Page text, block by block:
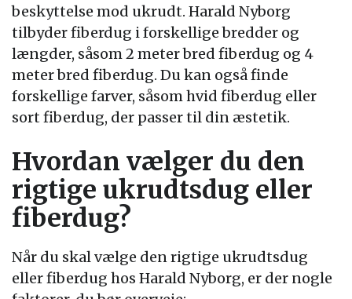
beskyttelse mod ukrudt. Harald Nyborg
tilbyder fiberdug i forskellige bredder og
længder, såsom 2 meter bred fiberdug og 4
meter bred fiberdug. Du kan også finde
forskellige farver, såsom hvid fiberdug eller
sort fiberdug, der passer til din æstetik.
Hvordan vælger du den
rigtige ukrudtsdug eller
fiberdug?
Når du skal vælge den rigtige ukrudtsdug
eller fiberdug hos Harald Nyborg, er der nogle